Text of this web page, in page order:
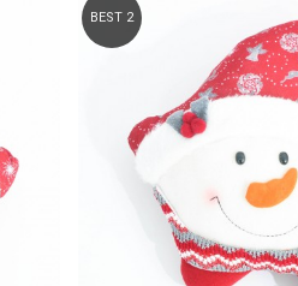
BEST 2